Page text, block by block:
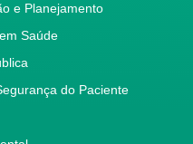
e Planejamento
Saúde
do Paciente